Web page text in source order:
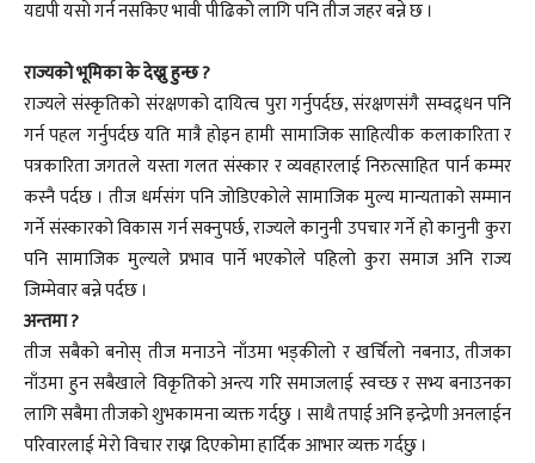
यद्यपी यसो गर्न नसकिए भावी पीढिको लागि पनि तीज जहर बन्ने छ ।
राज्यको भूमिका के देख्नु हुन्छ ?
राज्यले संस्कृतिको संरक्षणको दायित्व पुरा गर्नुपर्दछ, संरक्षणसंगै सम्वद्र्धन पनि
गर्न पहल गर्नुपर्दछ यति मात्रै होइन हामी सामाजिक साहित्यीक कलाकारिता र
पत्रकारिता जगतले यस्ता गलत संस्कार र व्यवहारलाई निरुत्साहित पार्न कम्मर
कस्नै पर्दछ । तीज धर्मसंग पनि जोडिएकोले सामाजिक मुल्य मान्यताको सम्मान
गर्ने संस्कारको विकास गर्न सक्नुपर्छ, राज्यले कानुनी उपचार गर्ने हो कानुनी कुरा
पनि सामाजिक मुल्यले प्रभाव पार्ने भएकोले पहिलो कुरा समाज अनि राज्य
जिम्मेवार बन्ने पर्दछ ।
अन्तमा ?
तीज सबैको बनोस् तीज मनाउने नाँउमा भड्कीलो र खर्चिलो नबनाउ, तीजका
नाँउमा हुन सबैखाले विकृतिको अन्त्य गरि समाजलाई स्वच्छ र सभ्य बनाउनका
लागि सबैमा तीजको शुभकामना व्यक्त गर्दछु । साथै तपाई अनि इन्द्रेणी अनलाईन
परिवारलाई मेरो विचार राख्न दिएकोमा हार्दिक आभार व्यक्त गर्दछु ।